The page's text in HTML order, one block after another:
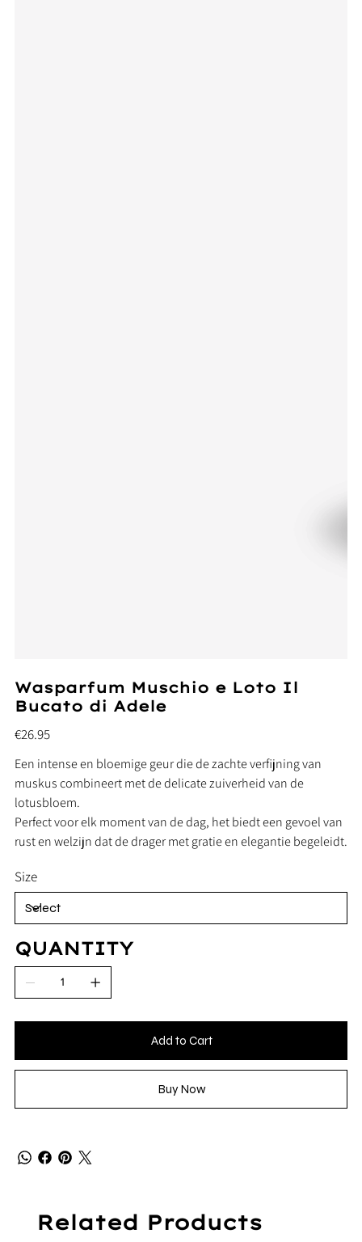
Wasparfum Muschio e Loto Il
Bucato di Adele
Price
€26.95
Een intense en bloemige geur die de zachte verfijning van
muskus combineert met de delicate zuiverheid van de
lotusbloem.
Perfect voor elk moment van de dag, het biedt een gevoel van
rust en welzijn dat de drager met gratie en elegantie begeleidt.
Size
QUANTITY
Add to Cart
Buy Now
Related Products